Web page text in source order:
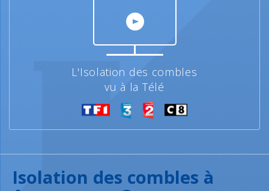
L'Isolation des combles
vu à la Télé
Isolation des combles à